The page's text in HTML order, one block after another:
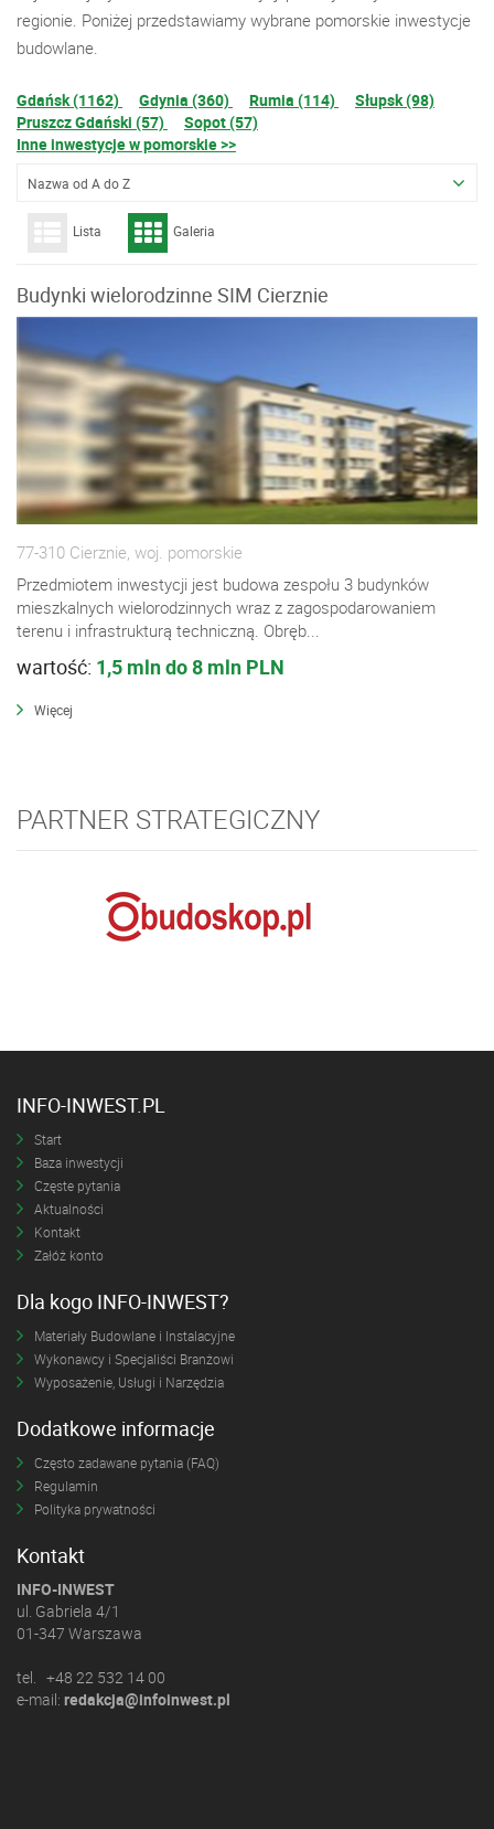
regionie. Poniżej przedstawiamy wybrane pomorskie inwestycje
budowlane.
Gdańsk (1162) Gdynia (360) Rumia (114)
Słupsk (98)
Pruszcz Gdański (57)
Sopot (57)
Inne inwestycje w pomorskie >>
Nazwa od A do Z
Lista Galeria
Budynki wielorodzinne SIM Cierznie
77-310 Cierznie, woj. pomorskie
Przedmiotem inwestycji jest budowa zespołu 3 budynków
mieszkalnych wielorodzinnych wraz z zagospodarowaniem
terenu i infrastrukturą techniczną. Obręb...
wartość: 1,5 mln do 8 mln PLN
Więcej
PARTNER STRATEGICZNY
INFO-INWEST.PL
Start
Baza inwestycji
Częste pytania
Aktualności
Kontakt
Załóż konto
Dla kogo INFO-INWEST?
Materiały Budowlane i Instalacyjne
Wykonawcy i Specjaliści Branżowi
Wyposażenie, Usługi i Narzędzia
Dodatkowe informacje
Często zadawane pytania (FAQ)
Regulamin
Polityka prywatności
Kontakt
INFO-INWEST
ul. Gabriela 4/1
01-347 Warszawa
tel. +48 22 532 14 00
e-mail: redakcja@infoinwest.pl